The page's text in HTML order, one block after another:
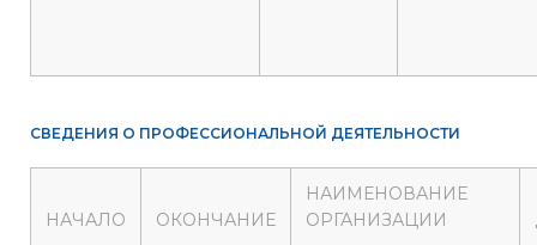
СВЕДЕНИЯ О ПРОФЕССИОНАЛЬНОЙ ДЕЯТЕЛЬНОСТИ
НАЧАЛО ОКОНЧАНИЕ
НАИМЕНОВАНИЕ
ОРГАНИЗАЦИИ